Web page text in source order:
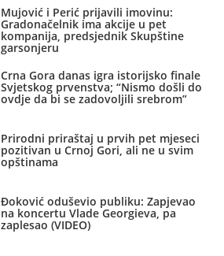
Mujović i Perić prijavili imovinu:
Gradonačelnik ima akcije u pet
kompanija, predsjednik Skupštine
garsonjeru
Crna Gora danas igra istorijsko finale
Svjetskog prvenstva; “Nismo došli do
ovdje da bi se zadovoljili srebrom”
Prirodni priraštaj u prvih pet mjeseci
pozitivan u Crnoj Gori, ali ne u svim
opštinama
Đoković oduševio publiku: Zapjevao
na koncertu Vlade Georgieva, pa
zaplesao (VIDEO)